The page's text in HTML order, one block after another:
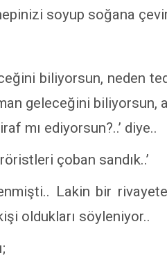
soyup soğana
biliyorsun, neden
geleceğini
mı ediyorsun?..’ diye..
çoban sandık..’
Lakin bir
oldukları söyleniyor..